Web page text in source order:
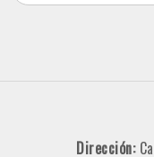
Dirección: